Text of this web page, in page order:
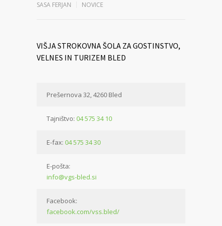
SASA FERJAN NOVICE
VIŠJA STROKOVNA ŠOLA ZA GOSTINSTVO,
VELNES IN TURIZEM BLED
Prešernova 32, 4260 Bled
Tajništvo: 04 575 34 10
E-fax: 04 575 34 30
E-pošta:
info@vgs-bled.si
Facebook:
facebook.com/vss.bled/